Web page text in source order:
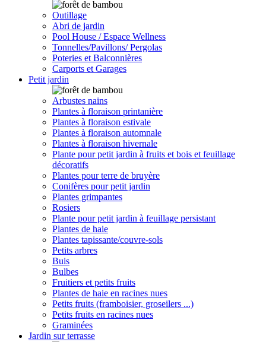
Outillage
Abri de jardin
Pool House / Espace Wellness
Tonnelles/Pavillons/ Pergolas
Poteries et Balconnières
Carports et Garages
Petit jardin
Arbustes nains
Plantes à floraison printanière
Plantes à floraison estivale
Plantes à floraison automnale
Plantes à floraison hivernale
Plante pour petit jardin à fruits et bois et feuillage
décoratifs
Plantes pour terre de bruyère
Conifères pour petit jardin
Plantes grimpantes
Rosiers
Plante pour petit jardin à feuillage persistant
Plantes de haie
Plantes tapissante/couvre-sols
Petits arbres
Buis
Bulbes
Fruitiers et petits fruits
Plantes de haie en racines nues
Petits fruits (framboisier, groseilers ...)
Petits fruits en racines nues
Graminées
Jardin sur terrasse